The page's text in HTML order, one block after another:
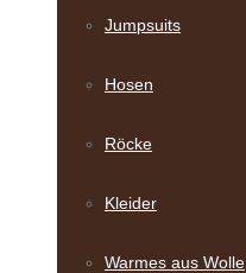
Jumpsuits
Hosen
Röcke
Kleider
Warmes aus Wolle